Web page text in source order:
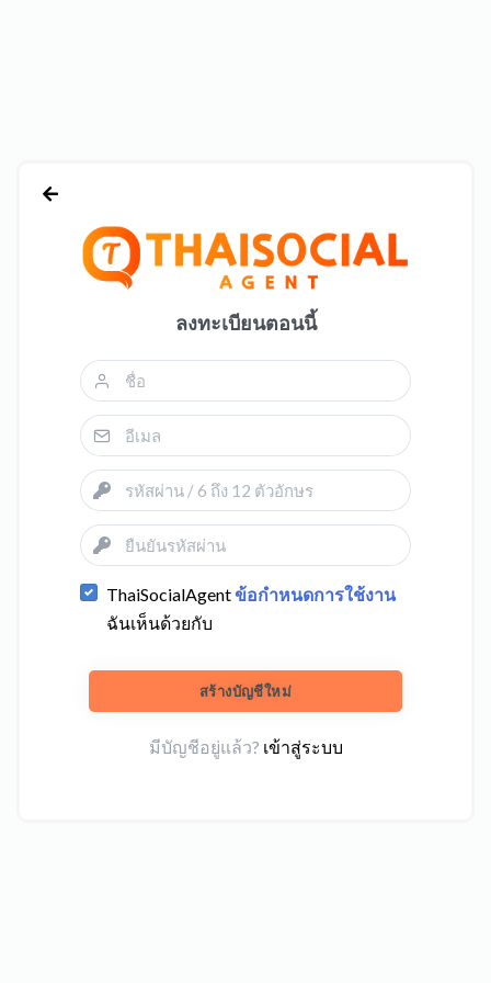
ลงทะเบียนตอนนี้
ThaiSocialAgentข้อกำหนดการใช้งาน
ฉันเห็นด้วยกับ
สร้างบัญชีใหม่
มีบัญชีอยู่แล้ว? เข้าสู่ระบบ